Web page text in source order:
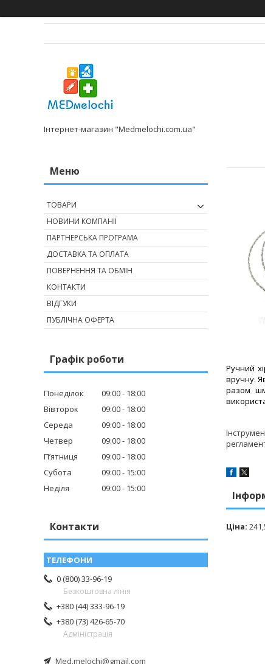
Інтернет-магазин "Medmelochi.com.ua"
Ручний
вручну.
разом
Ціна:
ТОВАРИ
НОВИНИ КОМПАНІЇ
ПАРТНЕРСЬКА ПРОГРАМА
ДОСТАВКА ТА ОПЛАТА
ПОВЕРНЕННЯ ТА ОБМІН
КОНТАКТИ
ВІДГУКИ
ПУБЛІЧНА ОФЕРТА
Графік роботи
Понеділок 09:00
18:00
Вівторок
09:00
18:00
Середа
09:00
18:00
Четвер
09:00
18:00
Пʼятниця
09:00
18:00
Субота
09:00
15:00
Неділя
09:00 15:00
Контакти
0 (800) 33-96-19
Безкоштовна лінія
+380 (44) 333-96-19
+380 (73) 426-65-70
Адміністрація
Med.melochi@gmail.com